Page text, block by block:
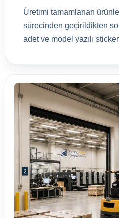
Üretimi tamamlanan
sürecinden geçirildikten
adet ve model yazılı